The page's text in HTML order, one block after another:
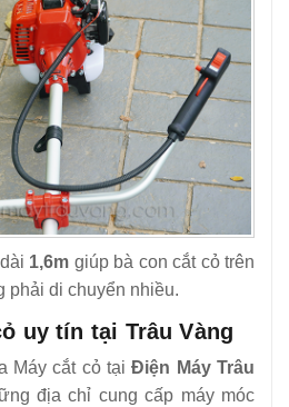
1,6m giúp bà con cắt cỏ trên
phải di chuyển nhiều.
uy tín tại Trâu Vàng
Máy cắt cỏ tại Điện Máy Trâu
địa chỉ cung cấp máy móc